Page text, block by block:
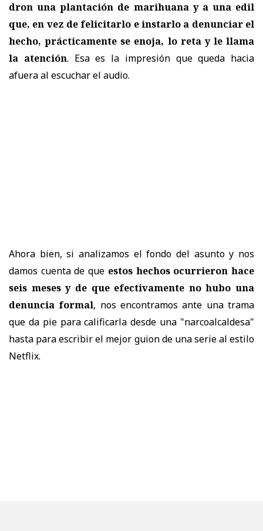
dron una plantación de marihuana y a una edil
que, en vez de felicitarlo e instarlo a denunciar el
hecho, prácticamente se enoja, lo reta y le llama
la atención. Esa es la impresión que queda hacia
afuera al escuchar el audio.
Ahora bien, si analizamos el fondo del asunto y nos
damos cuenta de que estos hechos ocurrieron hace
seis meses y de que efectivamente no hubo una
denuncia formal, nos encontramos ante una trama
que da pie para calificarla desde una "narcoalcaldesa"
hasta para escribir el mejor guion de una serie al estilo
Netflix.